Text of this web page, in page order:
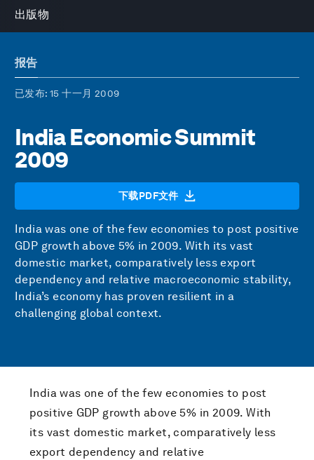
出版物
报告
已发布: 15 十一月 2009
India Economic Summit
2009
下载PDF文件
India was one of the few economies to post positive
GDP growth above 5% in 2009. With its vast
domestic market, comparatively less export
dependency and relative macroeconomic stability,
India’s economy has proven resilient in a
challenging global context.
India was one of the few economies to post
positive GDP growth above 5% in 2009. With
its vast domestic market, comparatively less
export dependency and relative